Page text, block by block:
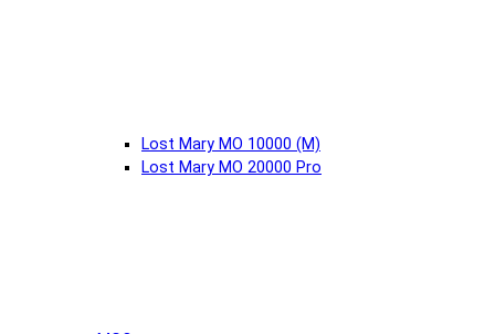
Lost Mary MO 10000 (М)
Lost Mary MO 20000 Pro